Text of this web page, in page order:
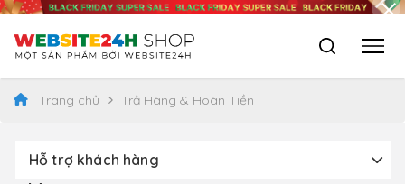
Trang chủ Trả Hàng & Hoàn Tiền
Hỗ trợ khách hàng